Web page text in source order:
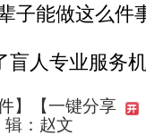
子能做这么件
人专业服务
】
【一键分享
辑：赵文